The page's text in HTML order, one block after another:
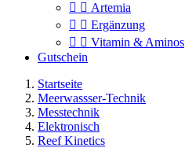
  Artemia
  Ergänzung
  Vitamin & Aminos
Gutschein
Startseite
Meerwassser-Technik
Messtechnik
Elektronisch
Reef Kinetics